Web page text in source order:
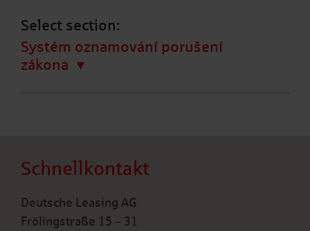
Select section:
Systém oznamování porušení
zákona
Schnellkontakt
Deutsche Leasing AG
Frölingstraße 15 – 31